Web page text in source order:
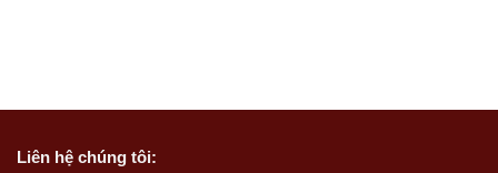
Liên hệ chúng tôi: